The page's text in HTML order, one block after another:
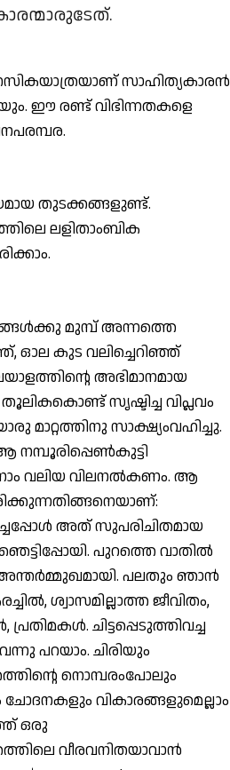
സാഹിത്യകാരന്‍
ഈ രണ്ട് വിഭിന്നതകളെ
തുടക്കങ്ങളുണ്ട്.
ലളിതാംബിക
മുമ്പ് അന്നത്തെ
ഓല കുട വലിച്ചെറിഞ്ഞ്
അഭിമാനമായ
സൃഷ്ടിച്ച വിപ്ലവം
മാറ്റത്തിനു സാക്ഷ്യംവഹിച്ചു.
നമ്പൂരിപ്പെണ്‍കുട്ടി
വലിയ വിലനല്‍കണം. ആ
അത് സുപരിചിതമായ
പുറത്തെ വാതില്‍
പലതും ഞാന്‍
ശ്വാസമില്ലാത്ത ജീവിതം,
ചിട്ടപ്പെടുത്തിവച്ച
പറയാം. ചിരിയും
നൊമ്പരംപോലും
വികാരങ്ങളുമെല്ലാം
ഒരു
വീരവനിതയാവാന്‍